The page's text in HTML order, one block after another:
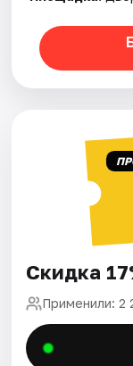
Скидка
Применили: 2